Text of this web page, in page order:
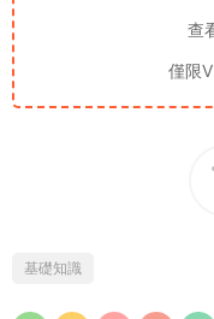
查
僅限
基礎知識